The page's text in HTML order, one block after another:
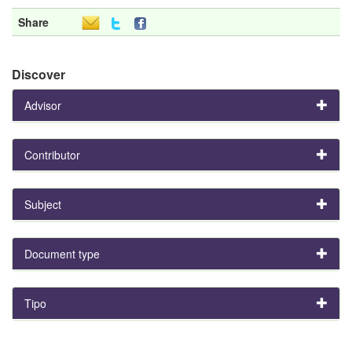
Share
Discover
Advisor
Contributor
Subject
Document type
Tipo